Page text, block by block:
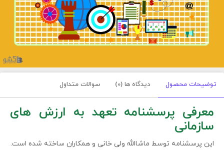
توضیحات محصول دیدگاه ها (0) سوالات متداول
معرفی پرسشنامه تعهد به ارزش های
سازمانی
این پرسشنامه توسط ماشاالله ولی خانی و همکاران ساخته شده است.